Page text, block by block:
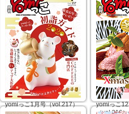
住まいの特集
●リフォーム&リノベーショ
ン大作戦
●店主自慢の餃子♡愛
●町家の風情を楽しむ旅
など
2020年05月01日
桜だより
●春グルメ
●今日から
ングゥ〜
2020年04
yomiっこ1月号（vol.217）
yomiっこ
（vol.216）